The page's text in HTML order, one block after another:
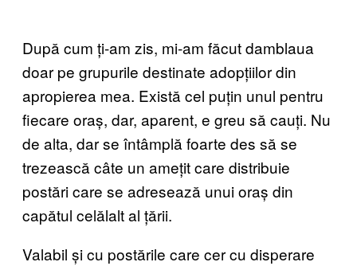
După cum ți-am zis, mi-am făcut damblaua
doar pe grupurile destinate adopțiilor din
apropierea mea. Există cel puțin unul pentru
fiecare oraș, dar, aparent, e greu să cauți. Nu
de alta, dar se întâmplă foarte des să se
trezească câte un amețit care distribuie
postări care se adresează unui oraș din
capătul celălalt al țării.
Valabil și cu postările care cer cu disperare